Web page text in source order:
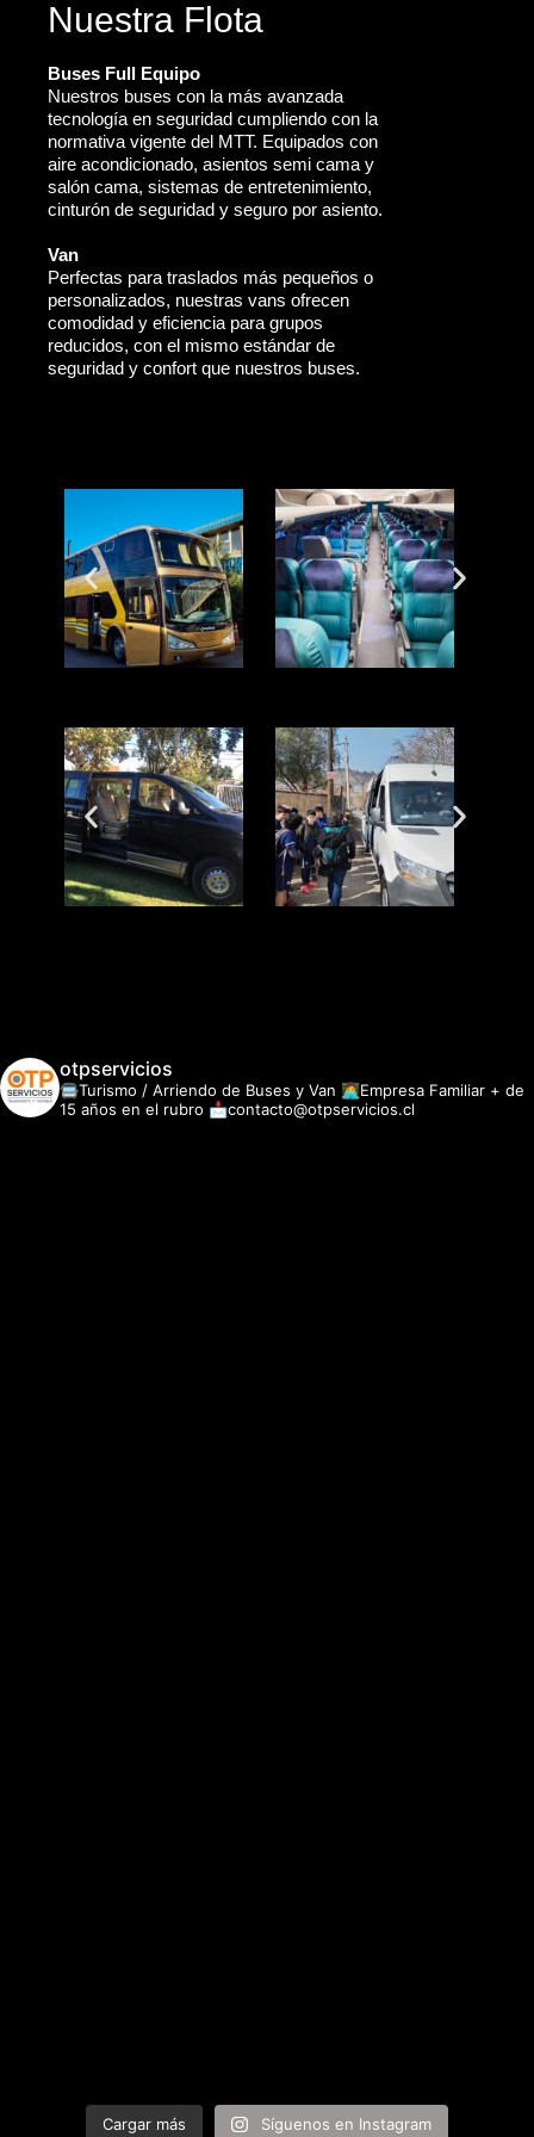
Nuestra Flota
Buses Full Equipo
Nuestros buses con la más avanzada
tecnología en seguridad cumpliendo con la
normativa vigente del MTT. Equipados con
aire acondicionado, asientos semi cama y
salón cama, sistemas de entretenimiento,
cinturón de seguridad y seguro por asiento.
Van
Perfectas para traslados más pequeños o
personalizados, nuestras vans ofrecen
comodidad y eficiencia para grupos
reducidos, con el mismo estándar de
seguridad y confort que nuestros buses.
otpservicios
🚍Turismo / Arriendo de Buses y Van 👩‍💻Empresa Familiar + de
15 años en el rubro 📩contacto@otpservicios.cl
Cargar más Síguenos en Instagram